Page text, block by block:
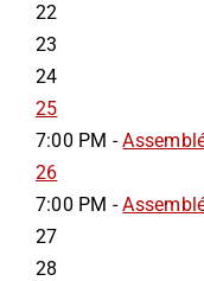
22
23
24
25
7:00 PM -
26
7:00 PM -
27
28